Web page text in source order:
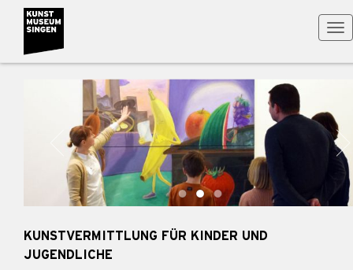
KUNSTVERMITTLUNG FÜR KINDER UND
JUGENDLICHE